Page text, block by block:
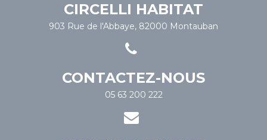
CIRCELLI HABITAT
903 Rue de l'Abbaye, 82000 Montauban
CONTACTEZ-NOUS
05 63 200 222